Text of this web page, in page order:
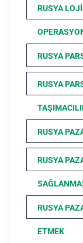
RUSYA
RUSYA
RUSYA
RUSYA
RUSYA
RUSYA
ETMEK